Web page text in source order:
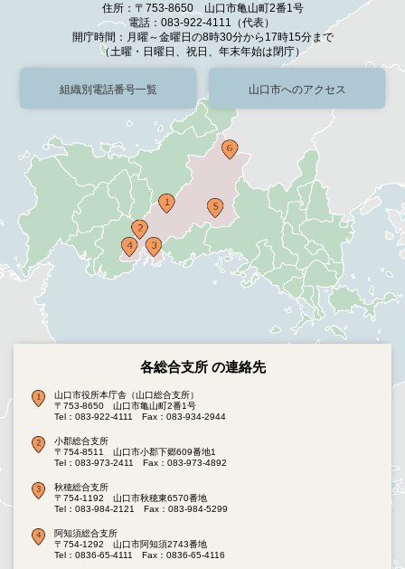
住所：〒753-8650 山口市亀山町2番1号
電話：083-922-4111（代表）
開庁時間：月曜～金曜日の8時30分から17時15分まで
（土曜・日曜日、祝日、年末年始は閉庁）
組織別電話番号一覧 山口市へのアクセス
各総合支所 の連絡先
山口市役所本庁舎（山口総合支所）
〒753-8650 山口市亀山町2番1号
Tel：083-922-4111
Fax：083-934-2944
小郡総合支所
〒754-8511 山口市小郡下郷609番地1
Tel：083-973-2411
Fax：083-973-4892
秋穂総合支所
〒754-1192 山口市秋穂東6570番地
Tel：083-984-2121
Fax：083-984-5299
阿知須総合支所
〒754-1292 山口市阿知須2743番地
Tel：0836-65-4111
Fax：0836-65-4116